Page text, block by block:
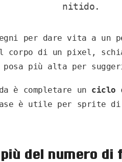
nitido.
per dare vita a un
di un pixel,
più alta per
è completare un ciclo
è utile per sprite
del numero di